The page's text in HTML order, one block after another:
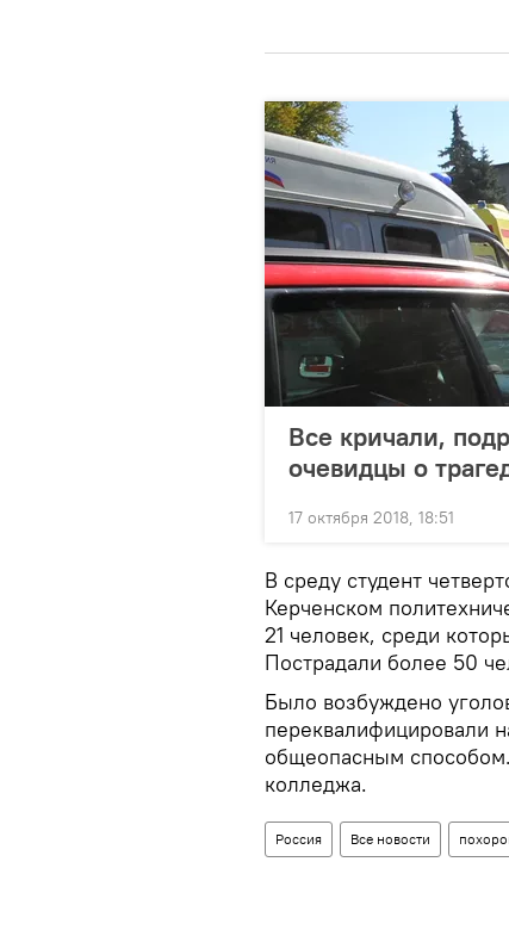
Все кричали,
очевидцы о
17 октября 2018, 18:51
В среду студент
Керченском
21 человек, среди
Пострадали более 50
Было возбуждено
переквалифицировали
общеопасным
колледжа.
Россия Все новости